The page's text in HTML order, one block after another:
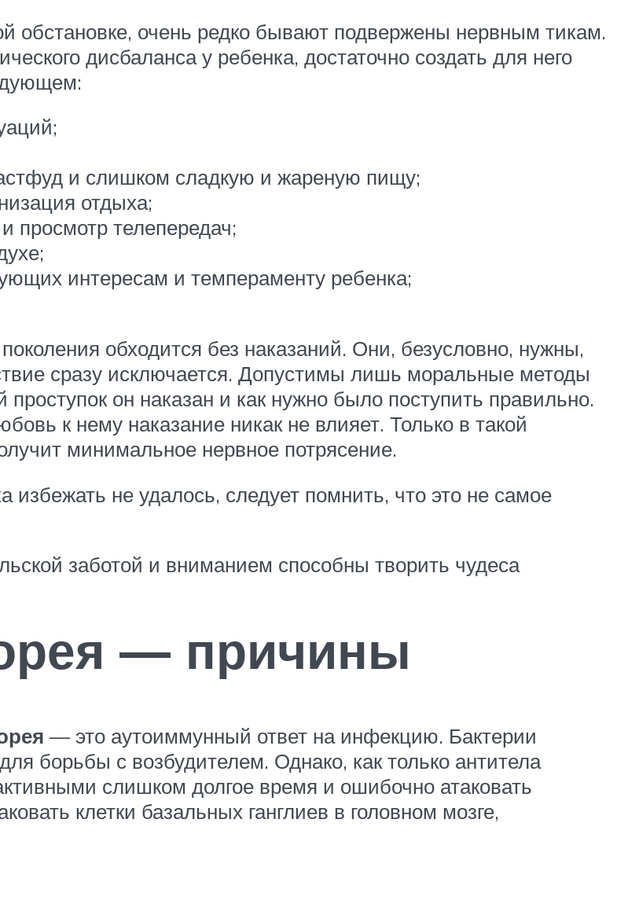
обстановке, очень редко бывают подвержены нервным тикам.
дисбаланса у ребенка, достаточно создать для него
и слишком сладкую и жареную пищу;
отдыха;
просмотр телепередач;
интересам и темпераменту ребенка;
обходится без наказаний. Они, безусловно, нужны,
сразу исключается. Допустимы лишь моральные методы
проступок он наказан и как нужно было поступить правильно.
к нему наказание никак не влияет. Только в такой
минимальное нервное потрясение.
не удалось, следует помнить, что это не самое
заботой и вниманием способны творить чудеса
— причины
— это аутоиммунный ответ на инфекцию. Бактерии
борьбы с возбудителем. Однако, как только антитела
слишком долгое время и ошибочно атаковать
клетки базальных ганглиев в головном мозге,